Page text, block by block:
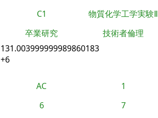
C1 物質化学工学実験Ⅱ
卒業研究
技術者倫理
131.003999999989860183
+6
AC 1
6
7